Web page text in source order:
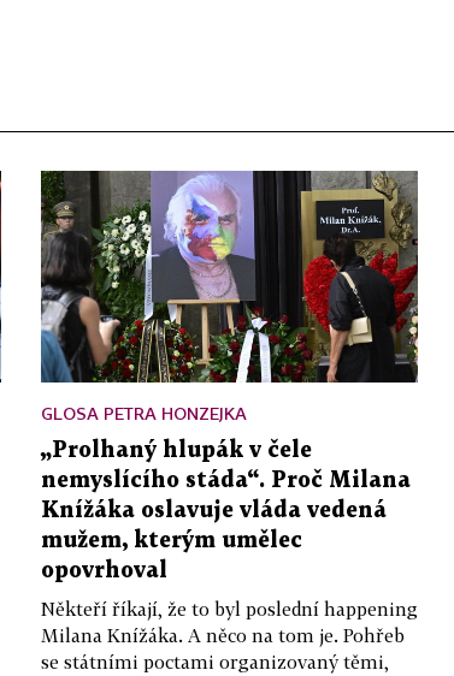
GLOSA PETRA HONZEJKA
„Prolhaný hlupák v čele
nemyslícího stáda“. Proč Milana
Knížáka oslavuje vláda vedená
mužem, kterým umělec
opovrhoval
Někteří říkají, že to byl poslední happening
Milana Knížáka. A něco na tom je. Pohřeb
se státními poctami organizovaný těmi,